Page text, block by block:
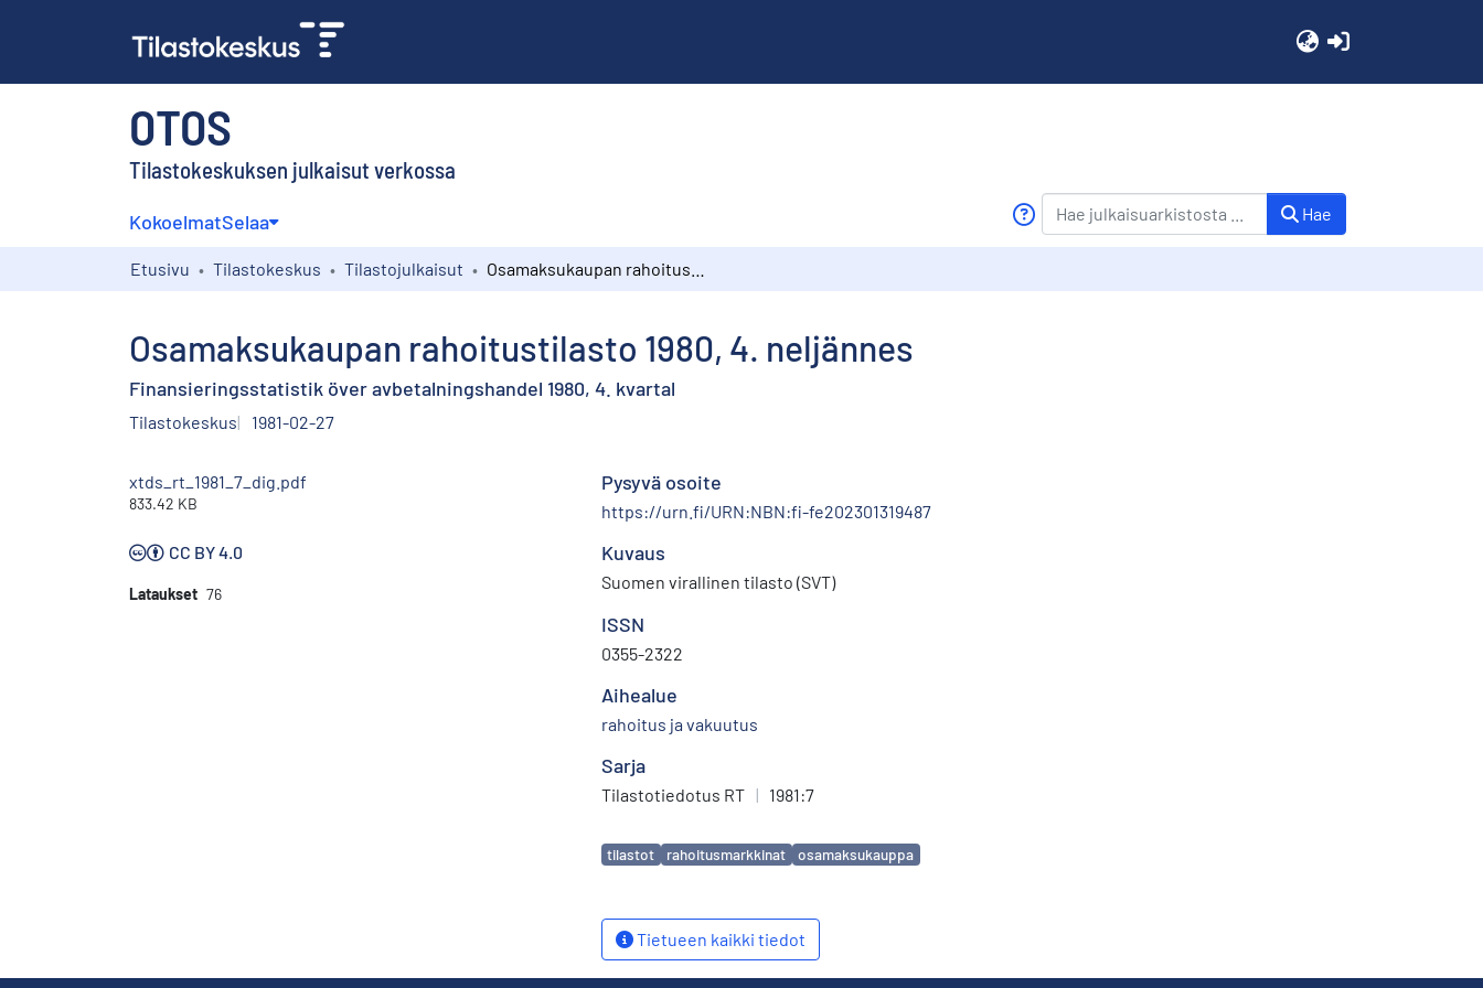
OTOS
Tilastokeskuksen julkaisut verkossa
KokoelmatSelaa Hae
Etusivu Tilastokeskus Tilastojulkaisut
Osamaksukaupan rahoitustilasto 1980, 4. neljännes
Finansieringsstatistik över avbetalningshandel 1980, 4. kvartal
Tilastokeskus 1981-02-27
xtds_rt_1981_7_dig.pdf
833.42 KB
CC BY 4.0
Lataukset 76
Pysyvä osoite
https://urn.fi/URN:NBN:fi-fe202301319487
Kuvaus
Suomen virallinen tilasto (SVT)
ISSN
0355-2322
Aihealue
rahoitus ja vakuutus
Sarja
Tilastotiedotus RT | 1981:7
Avainsanat
tilastot rahoitusmarkkinat osamaksukauppa
Tietueen kaikki tiedot